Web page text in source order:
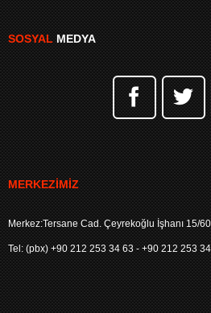
SOSYALMEDYA
MERKEZIMIZ
Merkez:Tersane Cad. Çeyrekoğlu İşhanı 15/
Tel: (pbx) +90 212 253 34 63 - +90 212 253